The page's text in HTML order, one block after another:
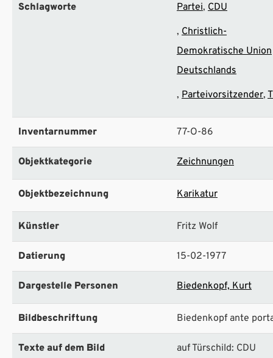
Schlagworte Partei CDU
Christlich-
Demokratische Union
Deutschlands
Parteivorsitzender
Inventarnummer 77-O-86
Objektkategorie Zeichnungen
Objektbezeichnung Karikatur
Künstler Fritz Wolf
Datierung 15-02-1977
Dargestelle Personen Biedenkopf, Kurt
Bildbeschriftung Biedenkopf ante
Texte auf dem Bild
auf Türschild: CDU